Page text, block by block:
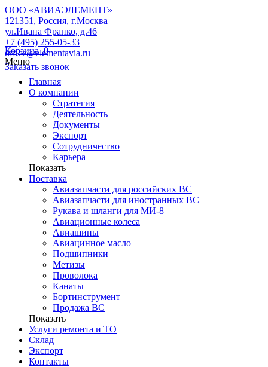
ООО «АВИАЭЛЕМЕНТ»
121351, Россия, г.Москва
ул.Ивана Франко, д.46
+7 (495) 255-05-33
office@elementavia.ru
Заказать звонок
Корзина0
Меню
Главная
О компании
Стратегия
Деятельность
Документы
Экспорт
Сотрудничество
Карьера
Показать
Поставка
Авиазапчасти для российских ВС
Авиазапчасти для иностранных ВС
Рукава и шланги для МИ-8
Авиационные колеса
Авиашины
Авиацинное масло
Подшипники
Метизы
Проволока
Канаты
Бортинструмент
Продажа ВС
Показать
Услуги ремонта и ТО
Склад
Экспорт
Контакты